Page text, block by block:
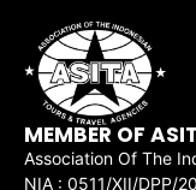
MEMBER OF
Association Of The
NIA : 0511/XII/DPP/